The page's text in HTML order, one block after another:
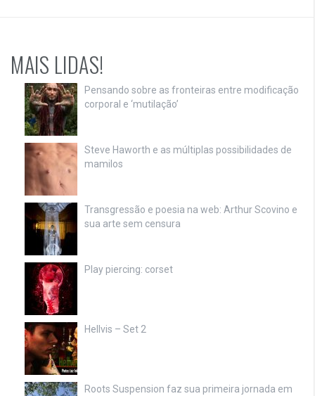
MAIS LIDAS!
Pensando sobre as fronteiras entre modificação
corporal e ‘mutilação’
Steve Haworth e as múltiplas possibilidades de
mamilos
Transgressão e poesia na web: Arthur Scovino e
sua arte sem censura
Play piercing: corset
Hellvis – Set 2
Roots Suspension faz sua primeira jornada em